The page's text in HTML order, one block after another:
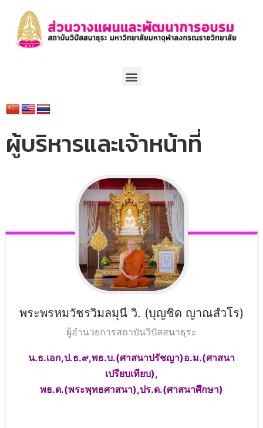
ผู้บริหารและเจ้าหน้าที่
พระพรหมวัชรวิมลมุนี วิ. (บุญชิด ญาณสํวโร)
ผู้อำนวยการสถาบันวิปัสสนาธุระ
น.ธ.เอก,ป.ธ.๙,พธ.บ.(ศาสนาปรัชญา)อ.ม.(ศาสนา
เปรียบเทียบ),
พธ.ด.(พระพุทธศาสนา),ปร.ด.(ศาสนาศึกษา)